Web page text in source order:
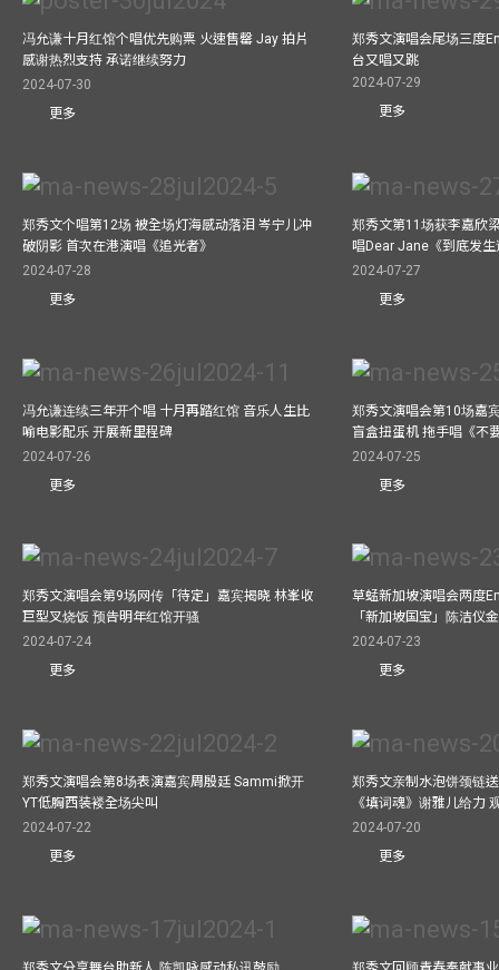
冯允谦十月红馆个唱优先购票 火速售罄 Jay 拍片
感谢热烈支持 承诺继续努力
2024-07-30
更多
郑秀文演唱会尾场三度
台又唱又跳
2024-07-29
更多
郑秀文个唱第12场 被全场灯海感动落泪 岑宁儿冲
破阴影 首次在港演唱《追光者》
2024-07-28
更多
郑秀文第11场获李嘉欣
唱Dear Jane《到底发
2024-07-27
更多
冯允谦连续三年开个唱 十月再踏红馆 音乐人生比
喻电影配乐 开展新里程碑
2024-07-26
更多
郑秀文演唱会第10场嘉
盲盒扭蛋机 拖手唱《不
2024-07-25
更多
郑秀文演唱会第9场网传「待定」嘉宾揭晓 林峯收
巨型叉烧饭 预告明年红馆开骚
2024-07-24
更多
草蜢新加坡演唱会两度
「新加坡国宝」陈洁仪
2024-07-23
更多
郑秀文演唱会第8场表演嘉宾周殷廷 Sammi掀开
YT低胸西装褛全场尖叫
2024-07-22
更多
郑秀文亲制水泡饼颈链
《填词魂》谢雅儿给力
2024-07-20
更多